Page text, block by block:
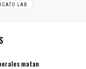
LAB
matan